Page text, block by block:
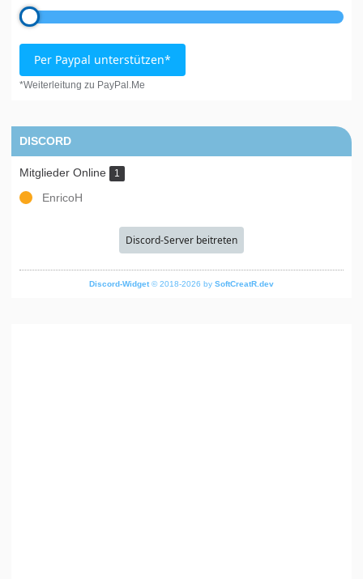
Per Paypal unterstützen*
*Weiterleitung zu PayPal.Me
DISCORD
Mitglieder Online 1
EnricoH
Discord-Server beitreten
Discord-Widget© 2018-2026 by SoftCreatR.dev